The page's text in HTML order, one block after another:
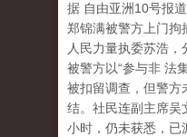
据 自由亚洲10号报
郑锦满被警方上门拘
人民力量执委苏浩，
被警方以“参与非 法
被扣留调查，但警方
结。社民连副主席吴
小时，仍未获悉，已